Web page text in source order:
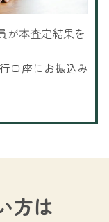
が本査定結果を
口座にお振込み
方は